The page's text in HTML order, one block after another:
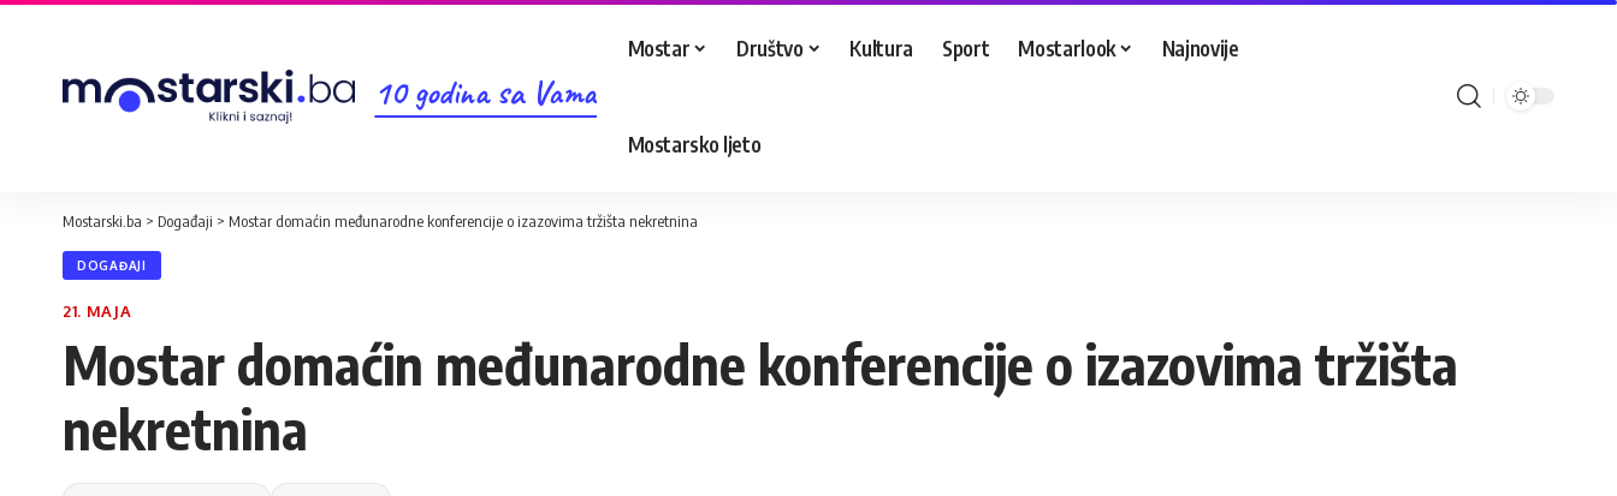
10 godina sa Vama
Mostar Društvo Kultura Sport Mostarlook Najnovije
Mostarsko ljeto
Mostarski.ba > Događaji > Mostar domaćin međunarodne konferencije o izazovima tržišta nekretnina
DOGAĐAJI
21. MAJA
Mostar domaćin međunarodne konferencije o izazovima tržišta
nekretnina